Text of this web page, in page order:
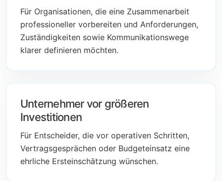
Für Organisationen, die eine Zusammenarbeit
professioneller vorbereiten und Anforderungen,
Zuständigkeiten sowie Kommunikationswege
klarer definieren möchten.
Unternehmer vor größeren
Investitionen
Für Entscheider, die vor operativen Schritten,
Vertragsgesprächen oder Budgeteinsatz eine
ehrliche Ersteinschätzung wünschen.